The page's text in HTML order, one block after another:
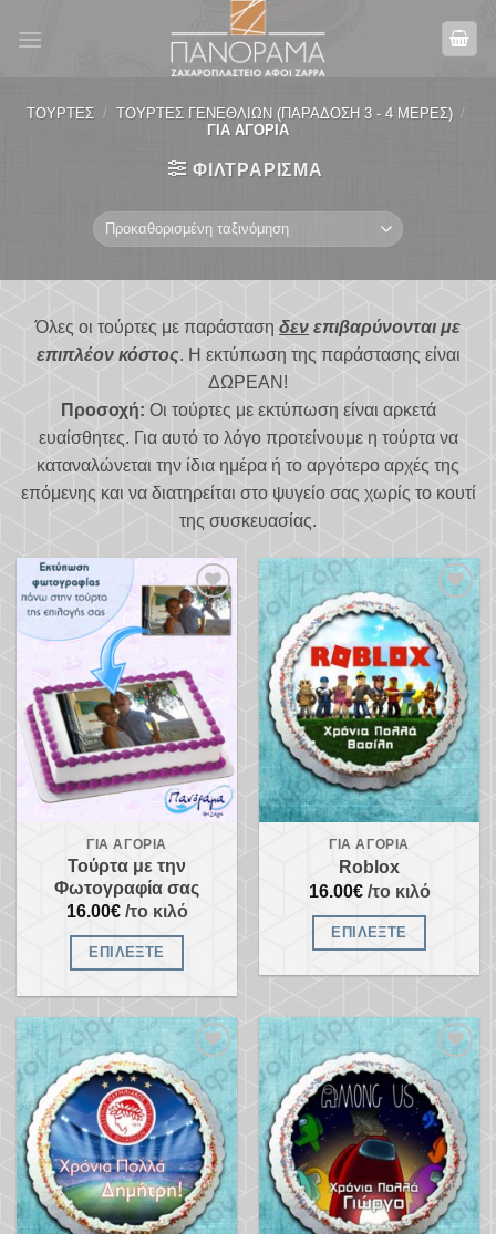
ΤΟΎΡΤΕΣ / ΤΟΎΡΤΕΣ ΓΕΝΕΘΛΊΩΝ (ΠΑΡΆΔΟΣΗ 3 - 4 ΜΈΡΕΣ) /
ΓΙΑ ΑΓΌΡΙΑ
ΦΙΛΤΡΆΡΙΣΜΑ
Όλες οι τούρτες με παράσταση δεν επιβαρύνονται με
επιπλέον κόστος. Η εκτύπωση της παράστασης είναι
ΔΩΡΕΑΝ!
Προσοχή: Οι τούρτες με εκτύπωση είναι αρκετά
ευαίσθητες. Για αυτό το λόγο προτείνουμε η τούρτα να
καταναλώνεται την ίδια ημέρα ή το αργότερο αρχές της
επόμενης και να διατηρείται στο ψυγείο σας χωρίς το κουτί
της συσκευασίας.
Προσθήκη
στα
ΓΙΑ ΑΓΌΡΙΑ
Τούρτα με την
Φωτογραφία σας
16.00€/το κιλό
ΕΠΙΛΈΞΤΕ
Προσθήκη
στα
αγαπημένα
ΓΙΑ ΑΓΌΡΙΑ
Roblox
16.00€/το κιλό
ΕΠΙΛΈΞΤΕ
Προσθήκη
στα
αγαπημένα
Προσθήκη
στα
αγαπημένα